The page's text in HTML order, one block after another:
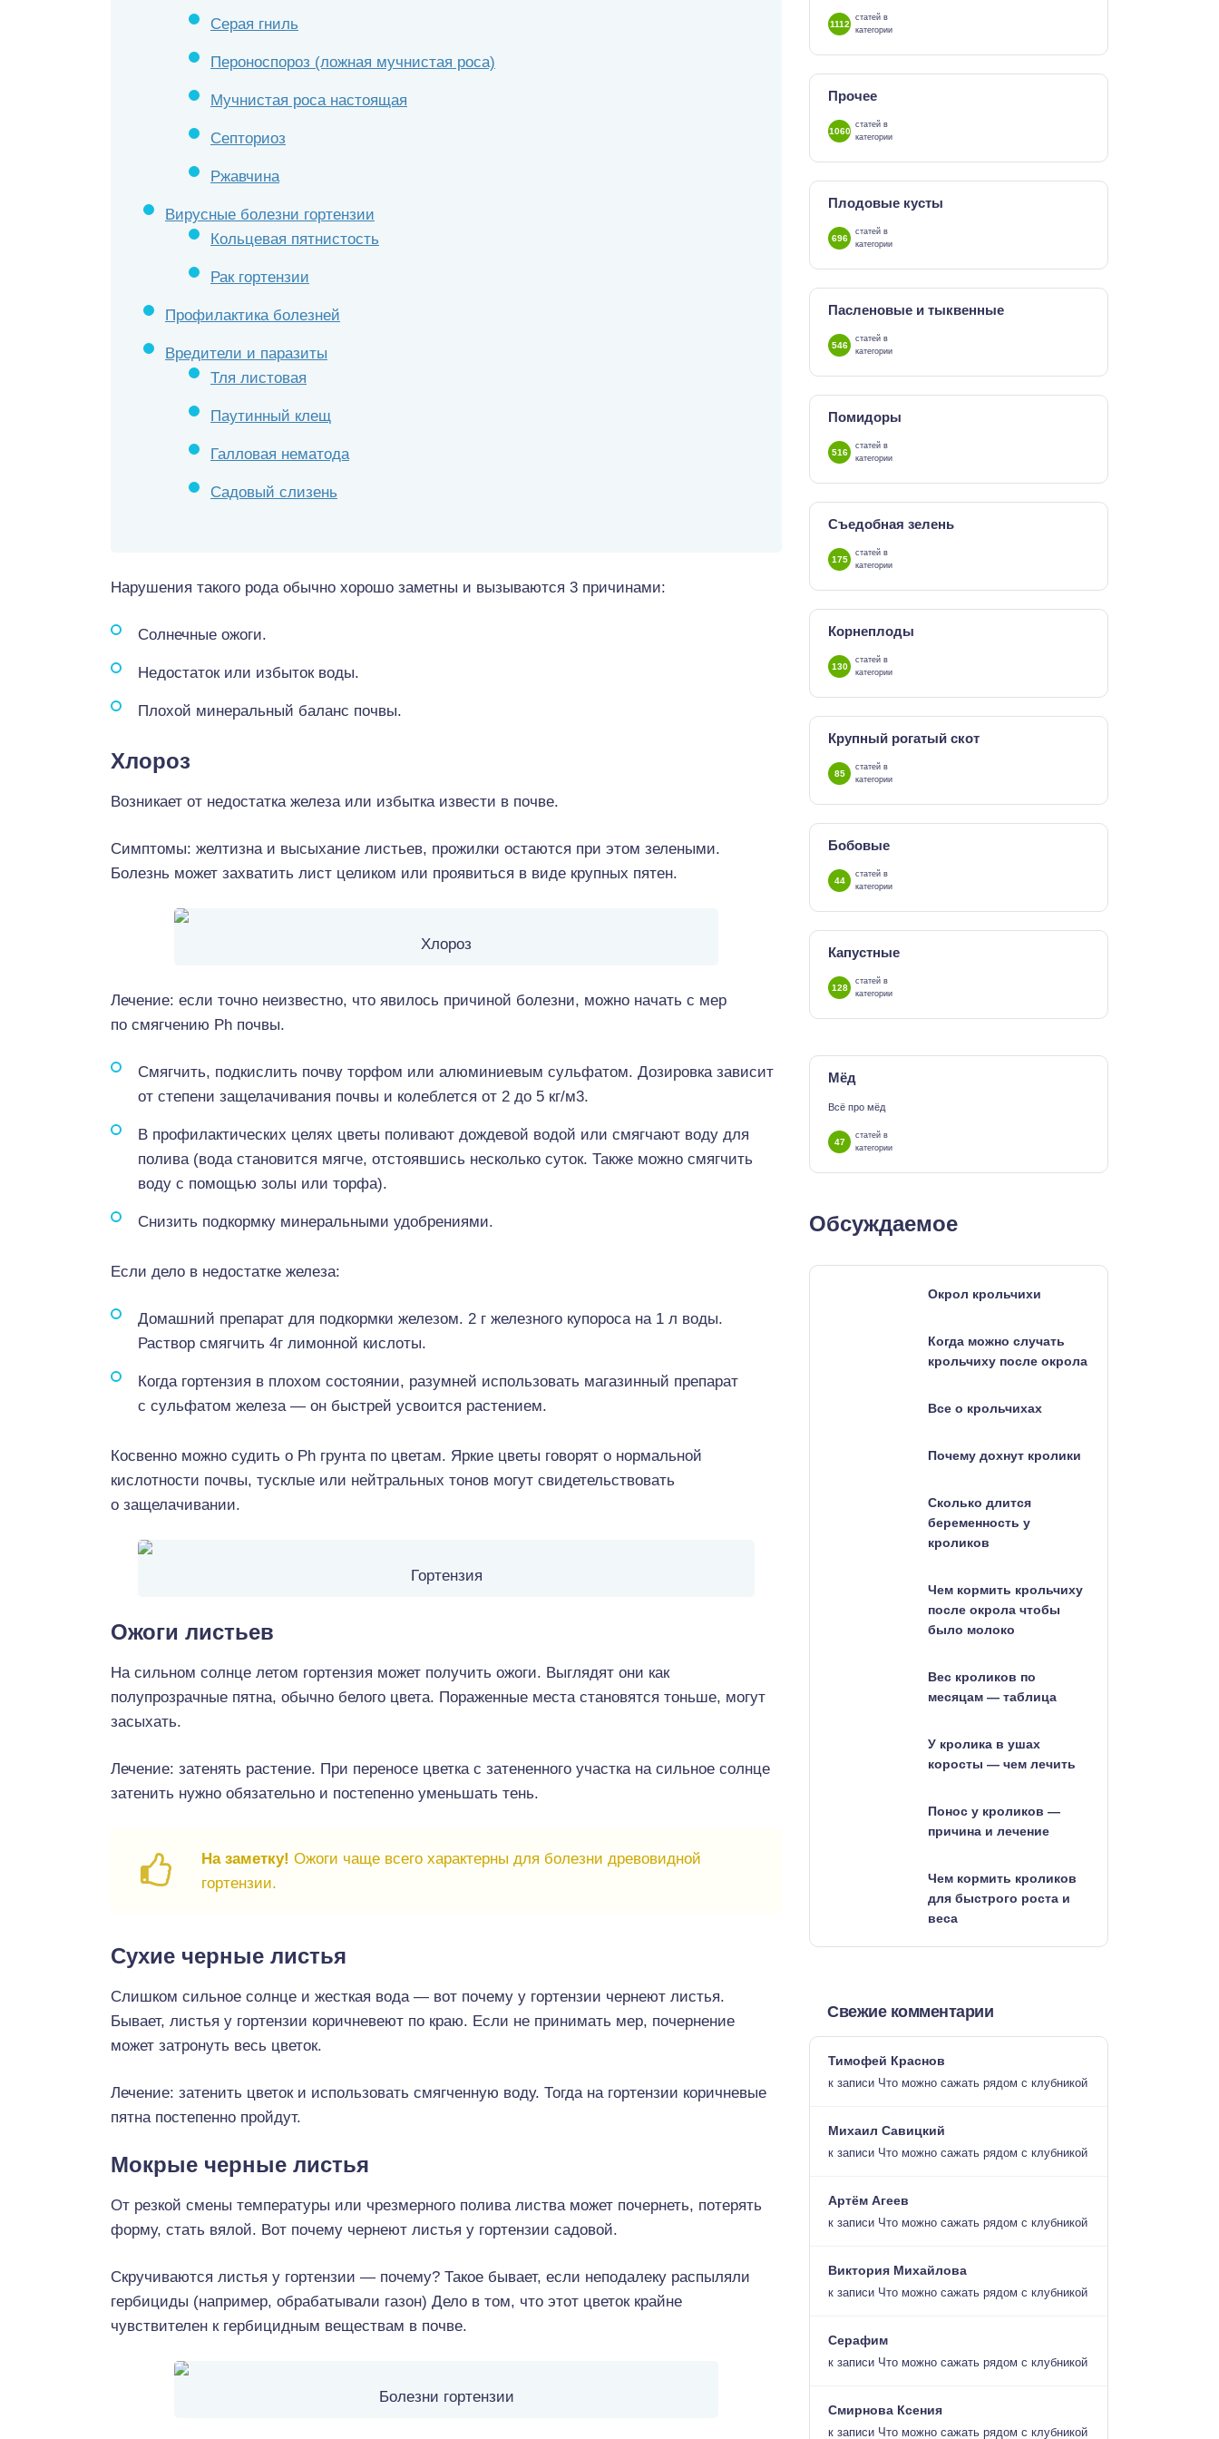
Серая гниль
Пероноспороз (ложная мучнистая роса)
Мучнистая роса настоящая
Септориоз
Ржавчина
Вирусные болезни гортензии
Кольцевая пятнистость
Рак гортензии
Профилактика болезней
Вредители и паразиты
Тля листовая
Паутинный клещ
Галловая нематода
Садовый слизень
Нарушения такого рода обычно хорошо заметны и вызываются 3 причинами:
Солнечные ожоги.
Недостаток или избыток воды.
Плохой минеральный баланс почвы.
Хлороз
Возникает от недостатка железа или избытка извести в почве.
Симптомы: желтизна и высыхание листьев, прожилки остаются при этом зелеными.
Болезнь может захватить лист целиком или проявиться в виде крупных пятен.
Хлороз
Лечение: если точно неизвестно, что явилось причиной болезни, можно начать с мер
по смягчению Ph почвы.
Смягчить, подкислить почву торфом или алюминиевым сульфатом. Дозировка зависит
от степени защелачивания почвы и колеблется от 2 до 5 кг/м3.
В профилактических целях цветы поливают дождевой водой или смягчают воду для
полива (вода становится мягче, отстоявшись несколько суток. Также можно смягчить
воду с помощью золы или торфа).
Снизить подкормку минеральными удобрениями.
Если дело в недостатке железа:
Домашний препарат для подкормки железом. 2 г железного купороса на 1 л воды.
Раствор смягчить 4г лимонной кислоты.
Когда гортензия в плохом состоянии, разумней использовать магазинный препарат
с сульфатом железа — он быстрей усвоится растением.
Косвенно можно судить о Ph грунта по цветам. Яркие цветы говорят о нормальной
кислотности почвы, тусклые или нейтральных тонов могут свидетельствовать
о защелачивании.
Гортензия
Ожоги листьев
На сильном солнце летом гортензия может получить ожоги. Выглядят они как
полупрозрачные пятна, обычно белого цвета. Пораженные места становятся тоньше, могут
засыхать.
Лечение: затенять растение. При переносе цветка с затененного участка на сильное солнце
затенить нужно обязательно и постепенно уменьшать тень.
На заметку! Ожоги чаще всего характерны для болезни древовидной
гортензии.
Сухие черные листья
Слишком сильное солнце и жесткая вода — вот почему у гортензии чернеют листья.
Бывает, листья у гортензии коричневеют по краю. Если не принимать мер, почернение
может затронуть весь цветок.
Лечение: затенить цветок и использовать смягченную воду. Тогда на гортензии коричневые
пятна постепенно пройдут.
Мокрые черные листья
От резкой смены температуры или чрезмерного полива листва может почернеть, потерять
форму, стать вялой. Вот почему чернеют листья у гортензии садовой.
Скручиваются листья у гортензии — почему? Такое бывает, если неподалеку распыляли
гербициды (например, обрабатывали газон) Дело в том, что этот цветок крайне
чувствителен к гербицидным веществам в почве.
Болезни гортензии
1112
статей в
категории
Прочее
1060
статей в
категории
Плодовые кусты
696
статей в
категории
Пасленовые и тыквенные
546
статей в
категории
Помидоры
516
статей в
категории
Съедобная зелень
175
статей в
категории
Корнеплоды
130
статей в
категории
Крупный рогатый скот
85
статей в
категории
Бобовые
44
статей в
категории
Капустные
128
статей в
категории
Мёд
Всё про мёд
47
статей в
категории
Обсуждаемое
Окрол крольчихи
Когда можно случать
крольчиху после окрола
Все о крольчихах
Почему дохнут кролики
Сколько длится
беременность у
кроликов
Чем кормить крольчиху
после окрола чтобы
было молоко
Вес кроликов по
месяцам — таблица
У кролика в ушах
коросты — чем лечить
Понос у кроликов —
причина и лечение
Чем кормить кроликов
для быстрого роста и
веса
Свежие комментарии
Тимофей Краснов
к записи Что можно сажать рядом с клубникой
Михаил Савицкий
к записи Что можно сажать рядом с клубникой
Артём Агеев
к записи Что можно сажать рядом с клубникой
Виктория Михайлова
к записи Что можно сажать рядом с клубникой
Серафим
к записи Что можно сажать рядом с клубникой
Смирнова Ксения
к записи Что можно сажать рядом с клубникой